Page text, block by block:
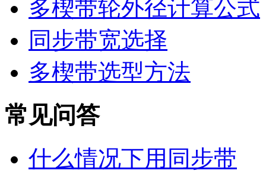
多楔带轮外径计算公式
同步带宽选择
多楔带选型方法
常见问答
什么情况下用同步带